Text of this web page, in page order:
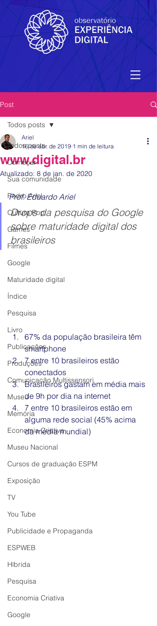
Post
Todos posts
Começar
Sua comunidade
Pedro Ariel
Cultura Pop
Games
Filmes
Google
Maturidade digital
Índice
Pesquisa
Livro
Publicações
Produções
Comunicação Multissensori
Museu
Memória
Economia Criativa
Museu Nacional
Cursos de graduação ESPM
Exposição
TV
You Tube
Publicidade e Propaganda
ESPWEB
Híbrida
Pesquisa
Economia Criativa
Google
Todos posts
www.digital.br
Ariel
16 de abr. de 2019 1 min de leitura
Atualizado: 8 de jan. de 2020
Prof. Eduardo Ariel
Drops da pesquisa do Google
sobre maturidade digital dos
brasileiros
67% da população brasileira têm
smartphone
7 entre 10 brasileiros estão
conectados
Brasileiros gastam em média mais
de 9h por dia na internet
7 entre 10 brasileiros estão em
alguma rede social (45% acima
da média mundial)